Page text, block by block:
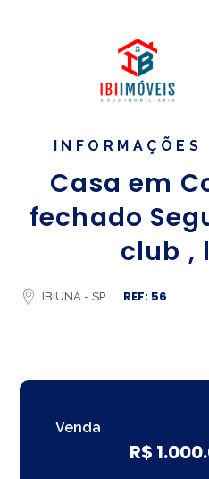
Casa em
fechado
club ,
IBIUNA - SP REF: 56
Venda
R$